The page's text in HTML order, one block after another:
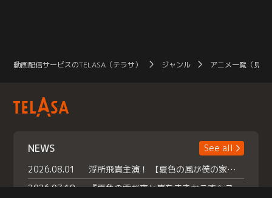
動画配信サービスのTELASA（テラサ） ジャンル アニメ一覧（見放
NEWS
See all
2026.08.01
浮所飛貴主演！ 【夏色の風が僕の家にやってきた】 本日よりテラサで独占配信スタート！
2026.07.18
『夏色の雲が恋と嵐をまきおこす』スペシャルメイキング 【Part1】2026年７月18日（土）23時30分～配信スタート！話題のシーンの裏側を大公開！豪華キャスト大集合！ 『武宮家 真夏の家族会議』開催！